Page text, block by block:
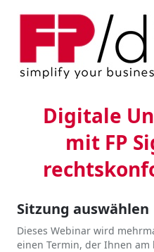
Digitale
mit FP
Sitzung auswählen
Dieses Webinar wird
einen Termin, der Ihnen am